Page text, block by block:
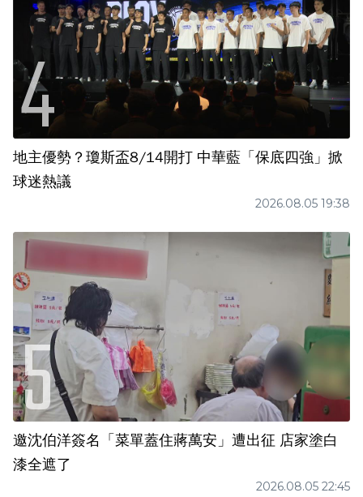
地主優勢？瓊斯盃8/14開打 中華藍「保底四強」掀
球迷熱議
2026.08.05 19:38
邀沈伯洋簽名「菜單蓋住蔣萬安」遭出征 店家塗白
漆全遮了
2026.08.05 22:45